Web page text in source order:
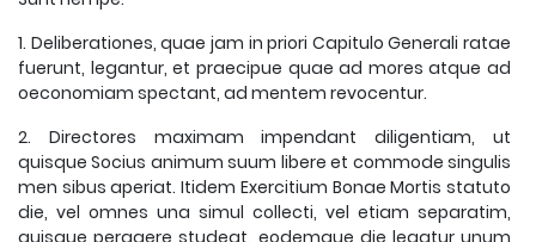
1. Deliberationes, quae jam in priori Capitulo Generali ratae
fuerunt, legantur, et praecipue quae ad mores atque ad
oeconomiam spectant, ad mentem revocentur.
2. Directores maximam impendant diligentiam, ut
quisque Socius animum suum libere et commode singulis
men sibus aperiat. Itidem Exercitium Bonae Mortis statuto
die, vel omnes una simul collecti, vel etiam separatim,
quisque peragere studeat, eodemque die legatur unum